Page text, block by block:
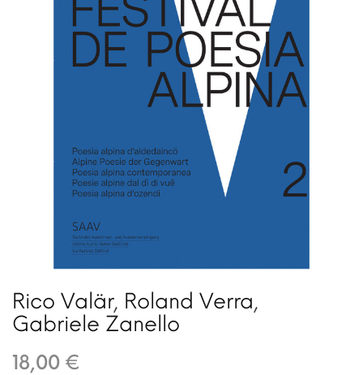
Rico Valär, Roland Verra,
Gabriele Zanello
18,00 €